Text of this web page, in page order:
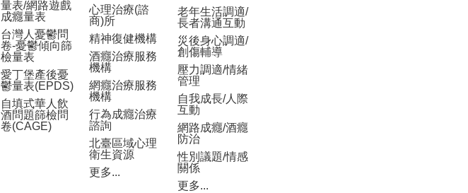
量表/網路遊戲
成癮量表
台灣人憂鬱問
卷-憂鬱傾向篩
檢量表
愛丁堡產後憂
鬱量表(EPDS)
自填式華人飲
酒問題篩檢問
卷(CAGE)
心理治療(諮
商)所
精神復健機構
酒癮治療服務
機構
網癮治療服務
機構
行為成癮治療
諮詢
北臺區域心理
衛生資源
更多...
老年生活調適/
長者溝通互動
災後身心調適/
創傷輔導
壓力調適/情緒
管理
自我成長/人際
互動
網路成癮/酒癮
防治
性別議題/情感
關係
更多...